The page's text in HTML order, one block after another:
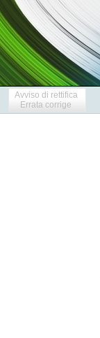
Avviso di rettifica
Errata corrige